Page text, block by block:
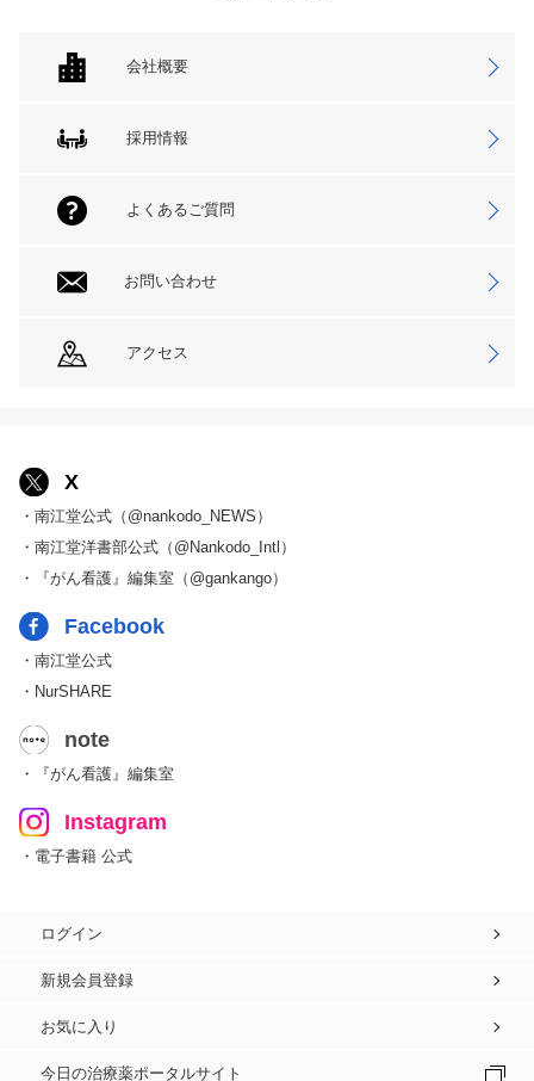
会社概要
採用情報
よくあるご質問
お問い合わせ
アクセス
X
・南江堂公式（@nankodo_NEWS）
・南江堂洋書部公式（@Nankodo_Intl）
・『がん看護』編集室（@gankango）
Facebook
・南江堂公式
・NurSHARE
note
・『がん看護』編集室
Instagram
・電子書籍 公式
ログイン
新規会員登録
お気に入り
今日の治療薬ポータルサイト